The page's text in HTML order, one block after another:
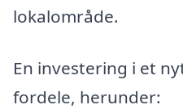
lokalområde.
En investering i et
fordele, herunder: